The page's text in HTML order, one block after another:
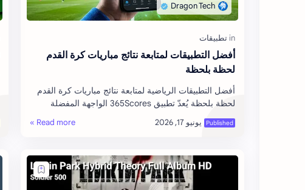
​أفضل التطبيقات لمتابعة نتائج مباريات كرة القدم
لحظة بلحظة
​أفضل التطبيقات الرياضية لمتابعة نتائج مباريات كرة القدم
لحظة بلحظة ​يُعدّ تطبيق 365Scores الواجهة المفضلة
والخيار الأول لملايين المشجعين حول العا…